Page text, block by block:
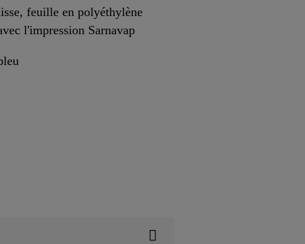
feuille en polyéthylène
l'impression Sarnavap